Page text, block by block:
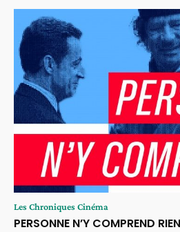
Les Chroniques Cinéma
PERSONNE N’Y COMPREND